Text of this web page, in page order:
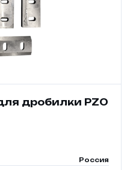
дробилки PZO
Россия